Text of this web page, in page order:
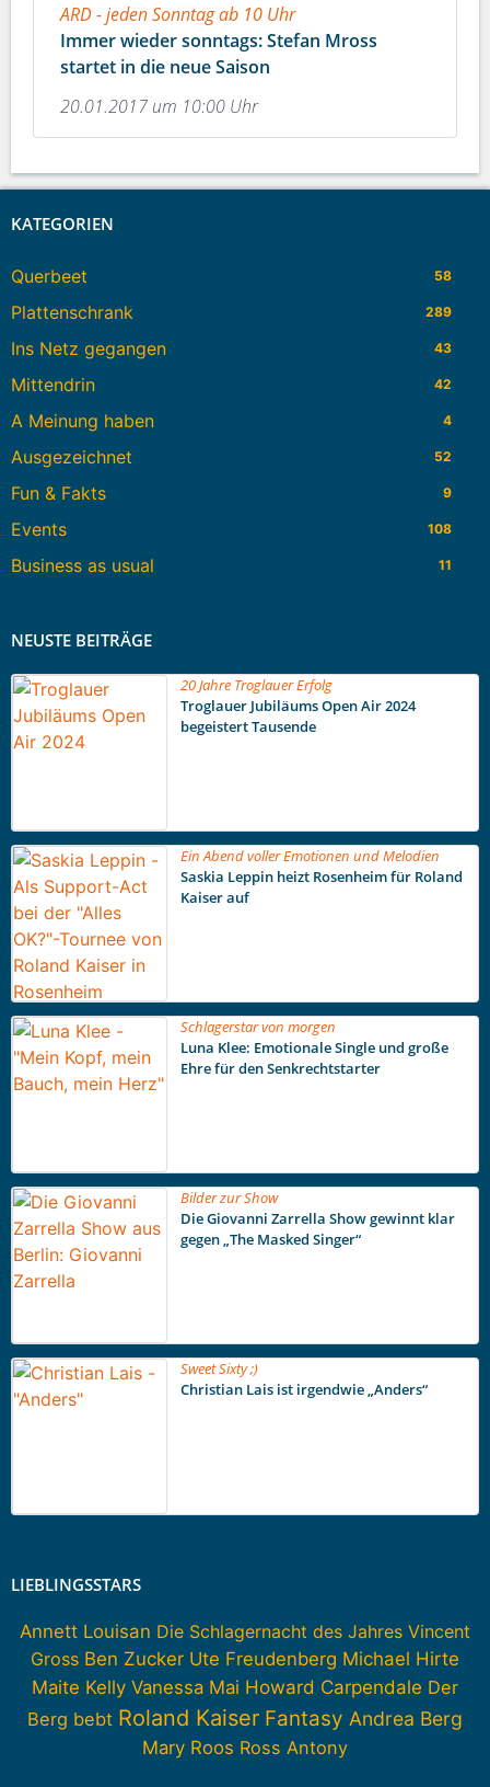
ARD - jeden Sonntag ab 10 Uhr
Immer wieder sonntags: Stefan Mross
startet in die neue Saison
20.01.2017 um 10:00 Uhr
KATEGORIEN
Querbeet 58
Plattenschrank 289
Ins Netz gegangen 43
Mittendrin 42
A Meinung haben 4
Ausgezeichnet 52
Fun & Fakts 9
Events 108
Business as usual 11
NEUSTE BEITRÄGE
20 Jahre Troglauer Erfolg
Troglauer Jubiläums Open Air 2024
begeistert Tausende
Ein Abend voller Emotionen und Melodien
Saskia Leppin heizt Rosenheim für Roland
Kaiser auf
Schlagerstar von morgen
Luna Klee: Emotionale Single und große
Ehre für den Senkrechtstarter
Bilder zur Show
Die Giovanni Zarrella Show gewinnt klar
gegen „The Masked Singer“
Sweet Sixty ;)
Christian Lais ist irgendwie „Anders“
LIEBLINGSSTARS
Annett Louisan Die Schlagernacht des Jahres Vincent
Gross Ben Zucker Ute Freudenberg Michael Hirte
Maite Kelly Vanessa Mai Howard Carpendale Der
Berg bebt Roland Kaiser Fantasy Andrea Berg
Mary Roos Ross Antony